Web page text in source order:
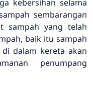
kebersihan selama
sembarangan
sampah yang telah
baik itu sampah
di dalam kereta akan
penumpang